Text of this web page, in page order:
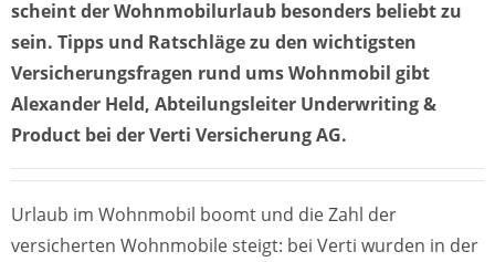
scheint der Wohnmobilurlaub besonders beliebt zu
sein. Tipps und Ratschläge zu den wichtigsten
Versicherungsfragen rund ums Wohnmobil gibt
Alexander Held, Abteilungsleiter Underwriting &
Product bei der Verti Versicherung AG.
Urlaub im Wohnmobil boomt und die Zahl der
versicherten Wohnmobile steigt: bei Verti wurden in der